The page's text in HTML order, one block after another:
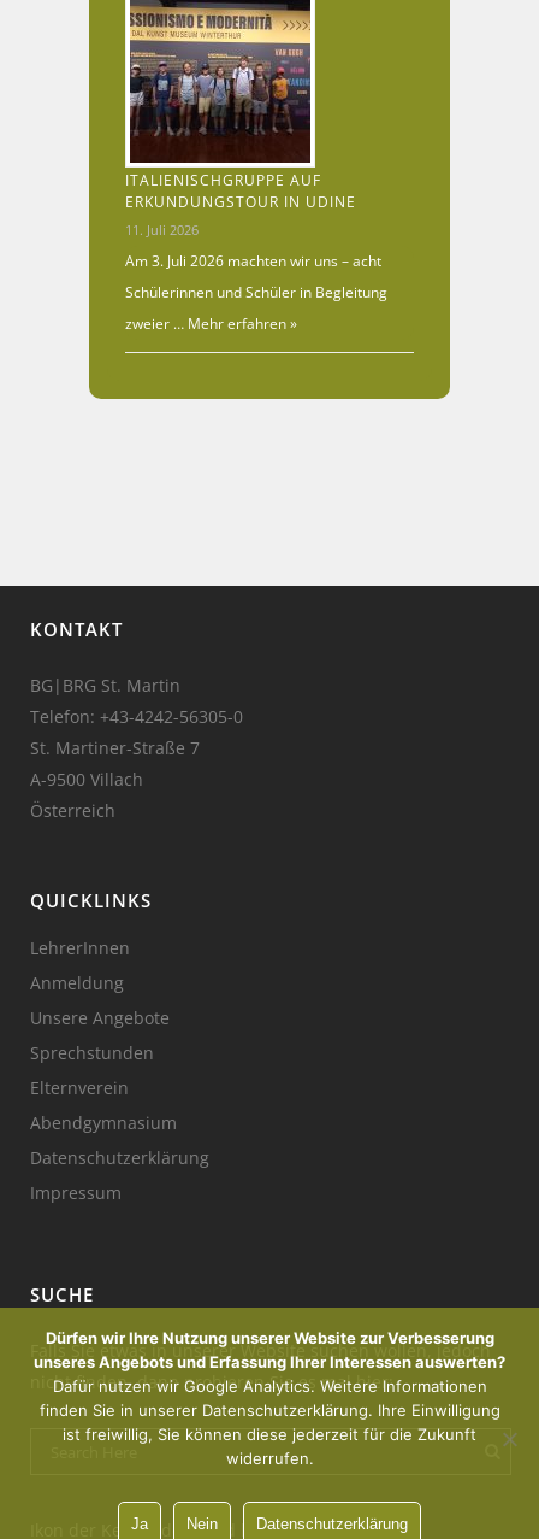
ITALIENISCHGRUPPE AUF
ERKUNDUNGSTOUR IN UDINE
11. Juli 2026
Am 3. Juli 2026 machten wir uns – acht
Schülerinnen und Schüler in Begleitung
zweier … Mehr erfahren »
KONTAKT
BG|BRG St. Martin
Telefon: +43-4242-56305-0
St. Martiner-Straße 7
A-9500 Villach
Österreich
QUICKLINKS
LehrerInnen
Anmeldung
Unsere Angebote
Sprechstunden
Elternverein
Abendgymnasium
Datenschutzerklärung
Impressum
SUCHE
Falls Sie etwas in unserer Website suchen wollen, jedoch
nicht finden, dann probieren Sie es mal hier:
Ikon der Kerze : designed by Freepik
Dürfen wir Ihre Nutzung unserer Website zur Verbesserung
unseres Angebots und Erfassung Ihrer Interessen auswerten?
Dafür nutzen wir Google Analytics. Weitere Informationen
finden Sie in unserer Datenschutzerklärung. Ihre Einwilligung
ist freiwillig, Sie können diese jederzeit für die Zukunft
widerrufen.
Ja Nein Datenschutzerklärung